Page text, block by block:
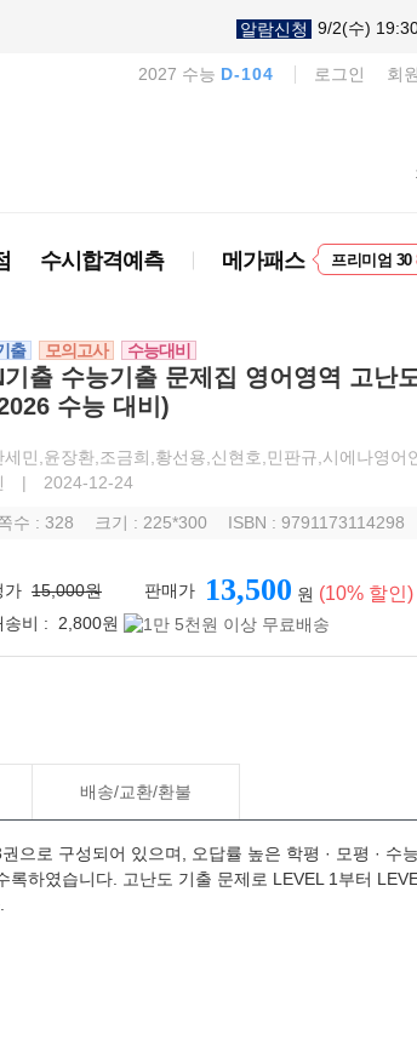
알람신청 9/2(수)
2027 수능 D-104 로그인 회
수시합격예측 메가패스
프리미엄 30
출 모의고사 수능대비
기출 수능기출 문제집 영어영역 고난
수능 대비)
세민,윤장환,조금희,황선용,신현호,민판규,시에나영어
| 2024-12-24
수 : 328 크기 : 225*300 ISBN : 9791173114298
가 15,000원 판매가 13,500 원 (10% 할인)
송비 : 2,800원
배송/교환/환불
으로 구성되어 있으며, 오답률 높은 학평 · 모평 · 수
하였습니다. 고난도 기출 문제로 LEVEL 1부터